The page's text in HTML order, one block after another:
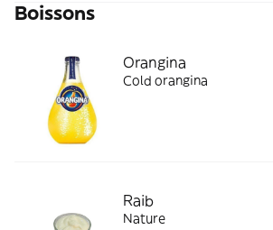
Boissons
Orangina
Cold orangina
Raib
Nature